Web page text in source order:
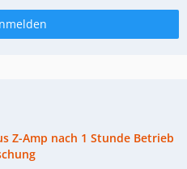
Z-Amp nach 1 Stunde Betrieb